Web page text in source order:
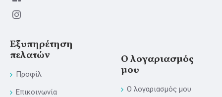
Εξυπηρέτηση
πελατών
Προφίλ
Επικοινωνία
Ο λογαριασμός
μου
Ο λογαριασμός μου